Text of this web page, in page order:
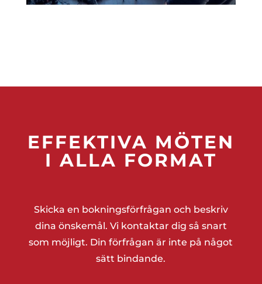
EFFEKTIVA MÖTEN
I ALLA FORMAT
Skicka en bokningsförfrågan och beskriv
dina önskemål. Vi kontaktar dig så snart
som möjligt. Din förfrågan är inte på något
sätt bindande.